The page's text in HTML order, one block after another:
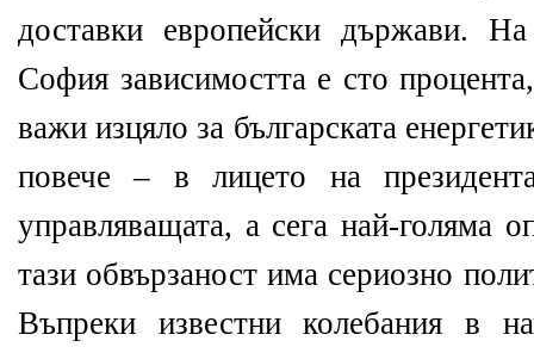
доставки европейски държави.
София зависимостта е сто
важи изцяло за българската
повече – в лицето на
управляващата, а сега най-голяма
тази обвързаност има сериозно
Въпреки известни колебания в